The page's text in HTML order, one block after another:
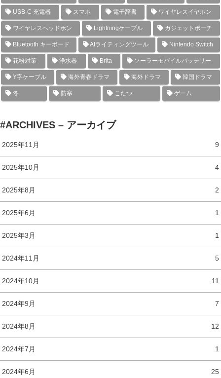
USB-C 充電器 スマホ 電子辞書 ワイヤレスイヤホン
ワイヤレスヘッドホン Lightningケーブル ガジェットポーチ
Bluetooth キーボード AIライティングツール Nintendo Switch
花粉対策 浄水器 Brita ソーラーモバイルバッテリー
Y字ケーブル 海外青春ドラマ 海外ドラマ 韓国ドラマ
冬 防寒 こたつ ゲーム
#ARCHIVES – アーカイブ
2025年11月 9
2025年10月 4
2025年8月 2
2025年6月 1
2025年3月 1
2024年11月 5
2024年10月 11
2024年9月 7
2024年8月 12
2024年7月 1
2024年6月 25